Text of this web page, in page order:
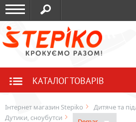
КАТАЛОГ ТОВАРІВ
Інтернет магазин Stepiko
Дитяче та
Дутики, сноубутси